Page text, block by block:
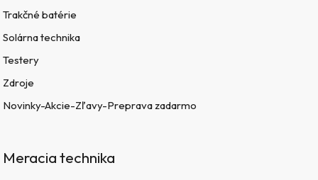
Trakčné batérie
Solárna technika
Testery
Zdroje
Novinky-Akcie-Zľavy-Preprava zadarmo
Meracia technika